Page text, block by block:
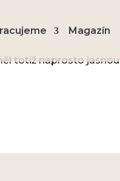
Magazín
totiž naprosto jasnou